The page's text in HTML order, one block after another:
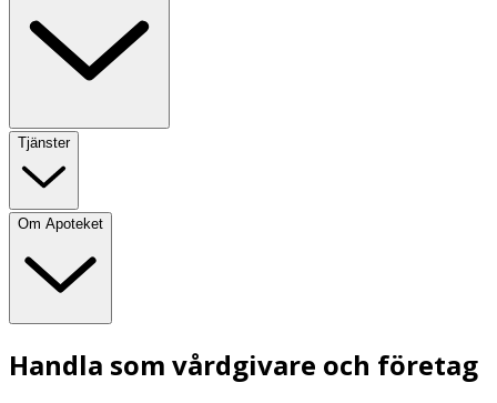
Tjänster
Om Apoteket
Handla som vårdgivare och företag